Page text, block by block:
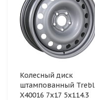
Колесный диск
штампованный Trebl
X40016 7x17 5x114.3